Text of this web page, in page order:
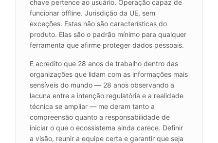
chave pertence ao usuário. Operação capaz de
funcionar offline. Jurisdição da UE, sem
exceções. Estas não são características do
produto. Elas são o padrão mínimo para qualquer
ferramenta que afirme proteger dados pessoais.
E acredito que 28 anos de trabalho dentro das
organizações que lidam com as informações mais
sensíveis do mundo — 28 anos observando a
lacuna entre a intenção regulatória e a realidade
técnica se ampliar — me deram tanto a
compreensão quanto a responsabilidade de
iniciar o que o ecossistema ainda carece. Definir
a visão, reunir a equipe certa e garantir que seja